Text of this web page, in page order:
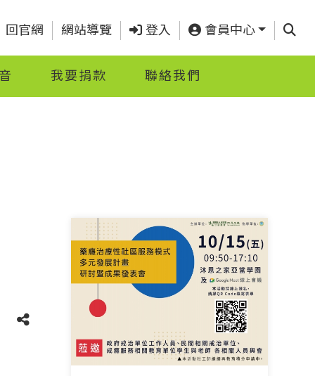
回官網 網站導覽 登入 會員中心 查詢
我要捐款 聯絡我們